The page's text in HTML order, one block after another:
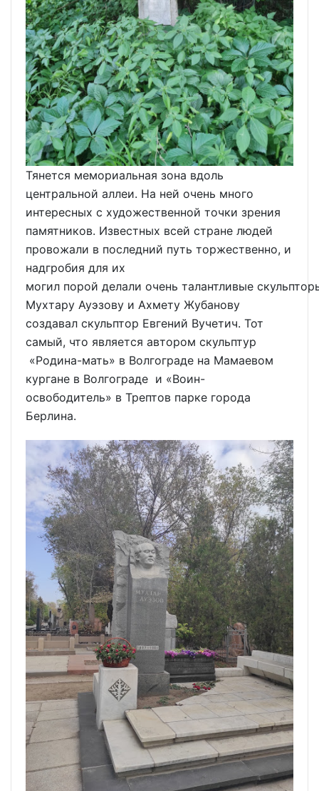
Тянется мемориальная зона вдоль
центральной аллеи. На ней очень много
интересных с художественной точки зрения
памятников. Известных всей стране людей
провожали в последний путь торжественно, и
надгробия для их
могил порой делали очень талантливые
Мухтару Ауэзову и Ахмету Жубанову
создавал скульптор Евгений Вучетич. Тот
самый, что является автором скульптур
«Родина-мать» в Волгограде на Мамаевом
кургане в Волгограде и «Воин-
освободитель» в Трептов парке города
Берлина.